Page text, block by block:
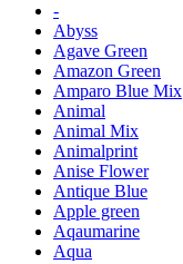
-
Abyss
Agave Green
Amazon Green
Amparo Blue Mix
Animal
Animal Mix
Animalprint
Anise Flower
Antique Blue
Apple green
Aqaumarine
Aqua